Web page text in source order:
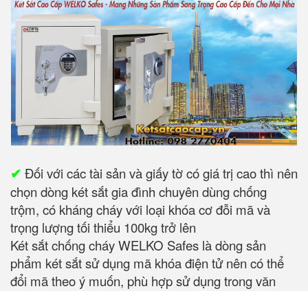
✔ Đối với các tài sản và giấy tờ có giá trị cao thì nên
chọn dòng két sắt gia đình chuyên dùng chống
trộm, có kháng cháy với loại khóa cơ đỗi mã và
trọng lượng tối thiểu 100kg trở lên
Két sắt chống cháy WELKO Safes là dòng sản
phẩm két sắt sử dụng mã khóa điện tử nên có thể
đổi mã theo ý muốn, phù hợp sử dụng trong văn